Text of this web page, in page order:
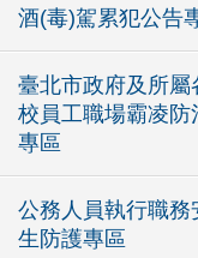
酒(毒)駕累犯公告
臺北市政府及所屬
校員工職場霸凌防
專區
公務人員執行職務
生防護專區